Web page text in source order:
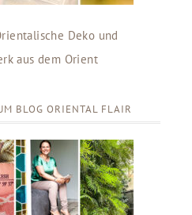
Deko und
aus dem Orient
BLOG ORIENTAL FLAIR